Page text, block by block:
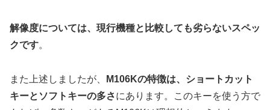
解像度については、現行機種と比較しても劣らないスペッ
クです。
また上述しましたが、
M106Kの特徴は、ショートカット
キーとソフトキーの多さにあります。このキーを使う方で